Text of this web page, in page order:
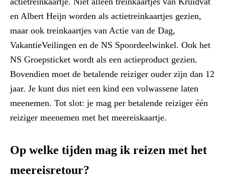
en Albert Heijn worden als actietreinkaartjes gezien,
maar ook treinkaartjes van Actie van de Dag,
VakantieVeilingen en de NS Spoordeelwinkel. Ook het
NS Groepsticket wordt als een actieproduct gezien.
Bovendien moet de betalende reiziger ouder zijn dan 12
jaar. Je kunt dus niet een kind een volwassene laten
meenemen. Tot slot: je mag per betalende reiziger één
reiziger meenemen met het meereiskaartje.
Op welke tijden mag ik reizen met het
meereisretour?